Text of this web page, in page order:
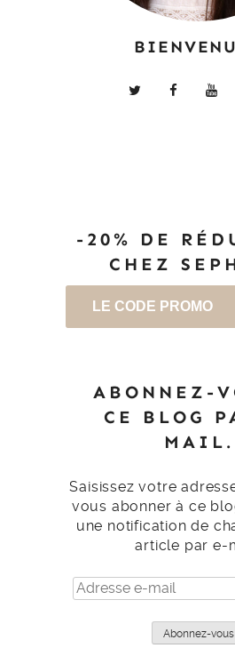
-20% DE
CHEZ
LE CODE PROMO
ABONNEZ-
CE BLOG
MAIL.
Saisissez votre
vous abonner à ce
une notification de
article par e-
Adresse
e-
Abonnez-vous